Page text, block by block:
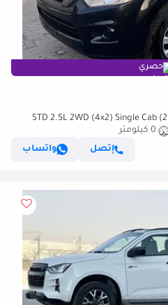
حصري
0 كيلومتر
إتصل
واتساب